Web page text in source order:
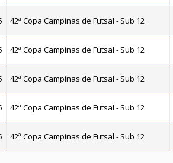
42ª Copa Campinas de Futsal - Sub 12
42ª Copa Campinas de Futsal - Sub 12
42ª Copa Campinas de Futsal - Sub 12
42ª Copa Campinas de Futsal - Sub 12
42ª Copa Campinas de Futsal - Sub 12